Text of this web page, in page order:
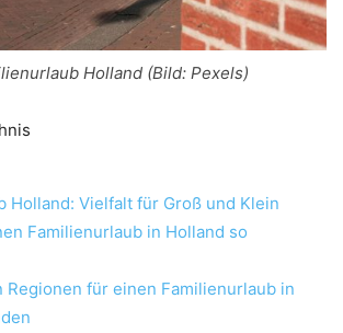
Holland (Bild: Pexels)
Holland: Vielfalt für Groß und Klein
Familienurlaub in Holland so
Regionen für einen Familienurlaub in